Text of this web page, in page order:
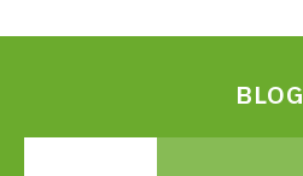
BLOG